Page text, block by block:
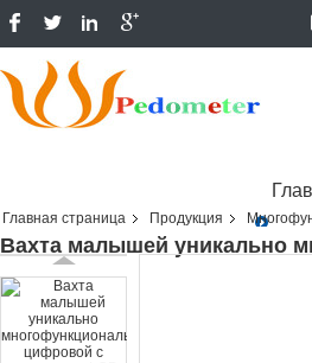
Главная страница Продукция
Вахта малышей уникально